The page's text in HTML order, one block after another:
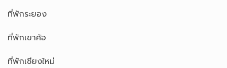
ที่พักระยอง
ที่พักเขาค้อ
ที่พักเชียงใหม่